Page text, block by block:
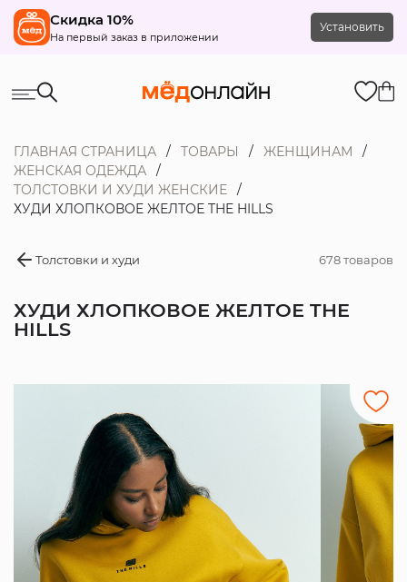
Скидка 10%
На первый заказ в приложении
Установить
ГЛАВНАЯ СТРАНИЦА ТОВАРЫ
ЖЕНЩИНАМ
ЖЕНСКАЯ ОДЕЖДА
ТОЛСТОВКИ И ХУДИ ЖЕНСКИЕ
ХУДИ ХЛОПКОВОЕ ЖЕЛТОЕ THE HILLS
Толстовки и худи 678 товаров
ХУДИ ХЛОПКОВОЕ ЖЕЛТОЕ THE
HILLS